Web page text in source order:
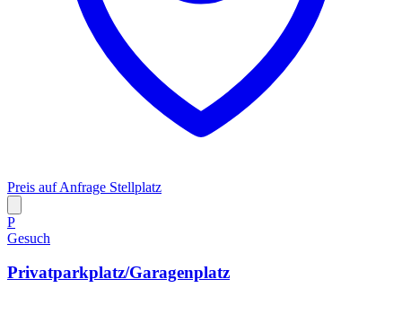
Preis auf Anfrage Stellplatz
P
Gesuch
Privatparkplatz/Garagenplatz